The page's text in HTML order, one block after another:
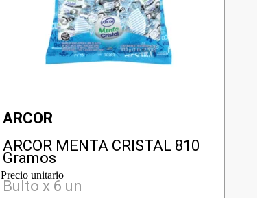
ARCOR
ARCOR MENTA CRISTAL 810
Gramos
Bulto x 6 un
Precio unitario